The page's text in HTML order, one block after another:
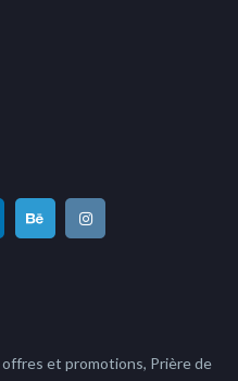
et promotions, Prière de